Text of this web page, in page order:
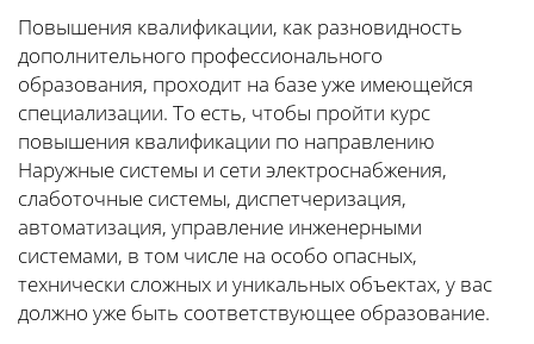
Повышения квалификации, как разновидность
дополнительного профессионального
образования, проходит на базе уже имеющейся
специализации. То есть, чтобы пройти курс
повышения квалификации по направлению
Наружные системы и сети электроснабжения,
слаботочные системы, диспетчеризация,
автоматизация, управление инженерными
системами, в том числе на особо опасных,
технически сложных и уникальных объектах, у вас
должно уже быть соответствующее образование.